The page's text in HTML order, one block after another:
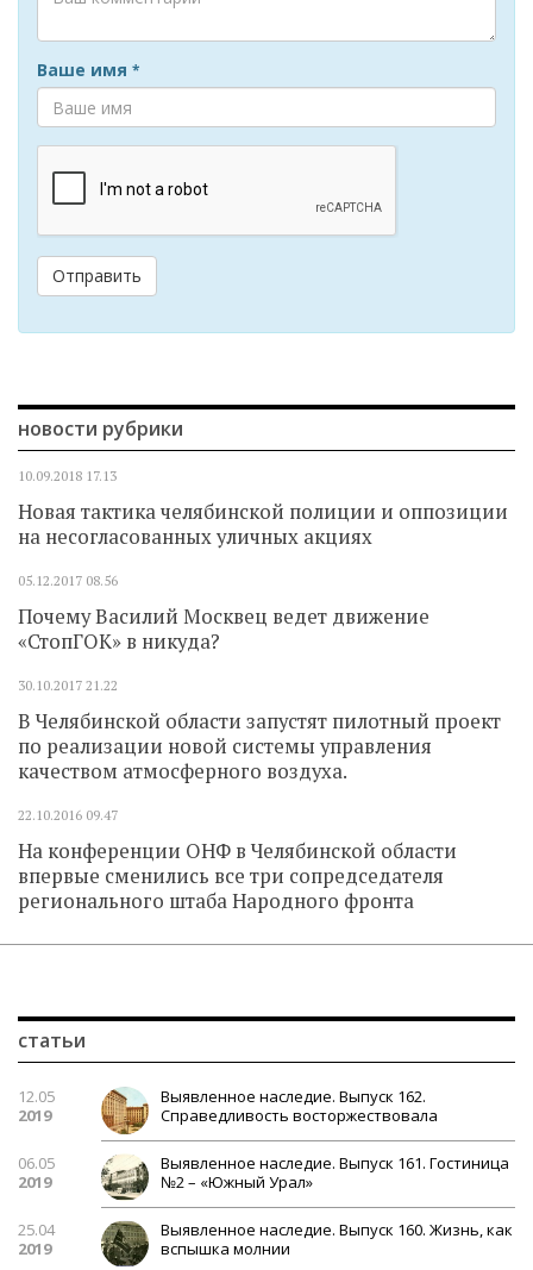
Ваше имя *
Отправить
новости рубрики
10.09.2018 17.13
Новая тактика челябинской полиции и оппозиции
на несогласованных уличных акциях
05.12.2017 08.56
Почему Василий Москвец ведет движение
«СтопГОК» в никуда?
30.10.2017 21.22
В Челябинской области запустят пилотный проект
по реализации новой системы управления
качеством атмосферного воздуха.
22.10.2016 09.47
На конференции ОНФ в Челябинской области
впервые сменились все три сопредседателя
регионального штаба Народного фронта
статьи
12.05
2019
Выявленное наследие. Выпуск 162.
Справедливость восторжествовала
06.05
2019
Выявленное наследие. Выпуск 161. Гостиница
№2 – «Южный Урал»
25.04
2019
Выявленное наследие. Выпуск 160. Жизнь, как
вспышка молнии